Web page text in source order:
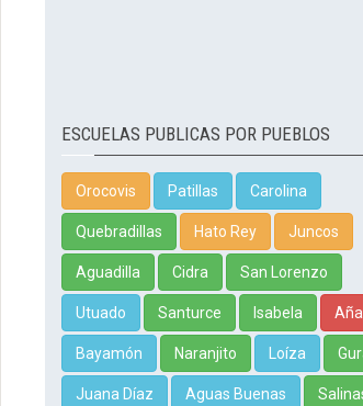
ESCUELAS PUBLICAS POR PUEBLOS
Orocovis Patillas Carolina
Quebradillas Hato Rey Juncos
Aguadilla Cidra San Lorenzo
Utuado Santurce Isabela
Bayamón Naranjito Loíza
Juana Díaz Aguas Buenas